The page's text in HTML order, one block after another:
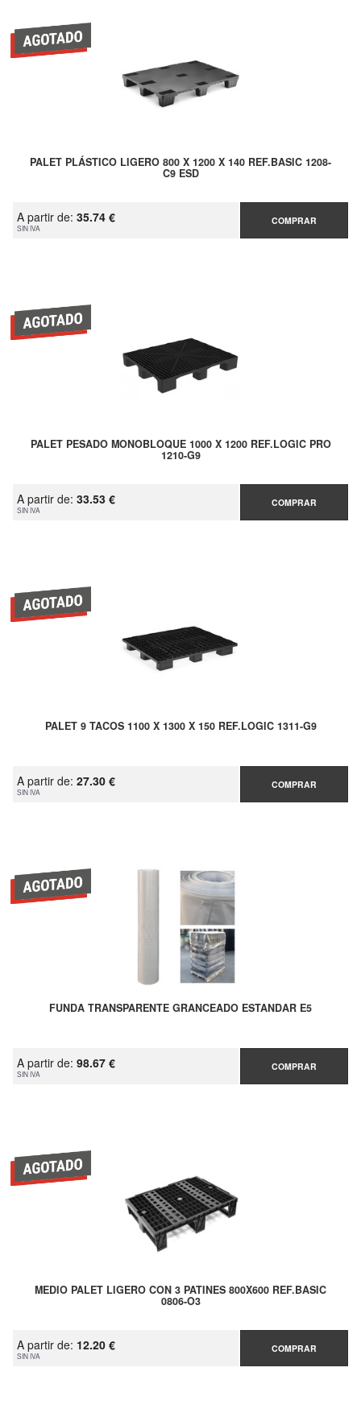
PALET PLÁSTICO LIGERO 800 X 1200 X 140 REF.BASIC 1208-
C9 ESD
A partir de: 35.74 €
SIN IVA
COMPRAR
PALET PESADO MONOBLOQUE 1000 X 1200 REF.LOGIC PRO
1210-G9
A partir de: 33.53 €
SIN IVA
COMPRAR
PALET 9 TACOS 1100 X 1300 X 150 REF.LOGIC 1311-G9
A partir de: 27.30 €
SIN IVA
COMPRAR
FUNDA TRANSPARENTE GRANCEADO ESTANDAR E5
A partir de: 98.67 €
SIN IVA
COMPRAR
MEDIO PALET LIGERO CON 3 PATINES 800X600 REF.BASIC
0806-O3
A partir de: 12.20 €
SIN IVA
COMPRAR